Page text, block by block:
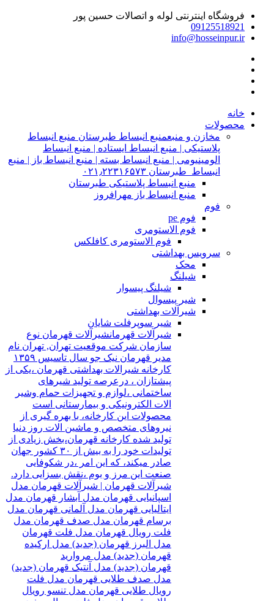
فروشگاه اینترنتی لوله و اتصالات حسین پور
09125518921
info@hosseinpur.ir
خانه
محصولات
مخازن و منبعمنبع انبساط طبرستان منبع انبساط
پلاستیکی | منبع انبساط ایستاده | منبع انبساط
الومینیومی | منبع انبساط بسته | منبع انبساط باز | منبع
انبساط طبرستان ۰۲۱٫۲۲۳۱۶۵۷۳
منبع انبساط پلاستیکی طبرستان
منبع انبساط باز مهرافروز
فوم
فوم pe
فوم الاستومری
فوم الاستومری کافلکس
سرویس بهداشتی
محک
شیلنگ
شیلنگ پیسوار
شیر پیسوال
شیرآلات بهداشتی
شیر سوپرفلت شایان
شیرآلات قهرمانشیرآلات قهرمان نوع
سازمان شرکت موقعیت تهران, تهران نام
مدیر قهرمان نیک جو سال تاسیس ۱۳۵۹
کارخانه شیرالات بهداشتی قهرمان ،یکی از
پیشتازان ، درعرصه تولید شیرهای
ساختمانی ،لوازم و تجهیزات حمام وشیر
الات الکترونیکی و بیمارستانی است
محصولات این کارخانه، با بهره گیری از
نیروهای متخصص و ماشین الات روز دنیا
تولید شده کارخانه قهرمان،بخش زیادی از
تولیدات خود را به بیش از ۳۰ کشور جهان
صادر میکند، که این امر ،در شکوفایی
صنعت این مرز و بوم ،نقش بسزایی دارد.
شیرآلات قهرمان | شیرآلات قهرمان مدل
اسپانیایی قهرمان مدل آبشار قهرمان مدل
ایتالیایی قهرمان مدل آلمانی قهرمان مدل
برسام قهرمان مدل صدف قهرمان مدل
فلت رویال قهرمان مدل فلت قهرمان
مدل البرز قهرمان (جدید) مدل ارکیده
قهرمان (جدید) مدل مروارید
قهرمان (جدید) مدل آنتیک قهرمان (جدید)
مدل صدف طلایی قهرمان مدل فلت
رویال طلایی قهرمان مدل تنسو رویال